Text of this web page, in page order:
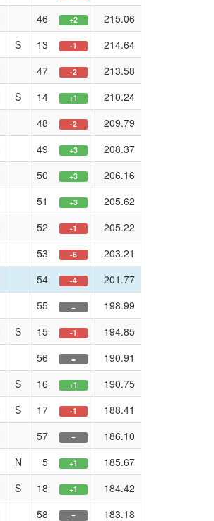
46 +2
215.06
S 13 -1
214.64
47 -2
213.58
S 14 +1
210.24
48 -2
209.79
49 +3
208.37
50 +3
206.16
51 +3
205.62
52 -1
205.22
53 -6
203.21
54 -4
201.77
55 =
198.99
S 15 -1
194.85
56 =
190.91
S 16 +1
190.75
S 17 -1
188.41
57 =
186.10
N 5 +1
185.67
S 18 +1
184.42
58 = 183.18